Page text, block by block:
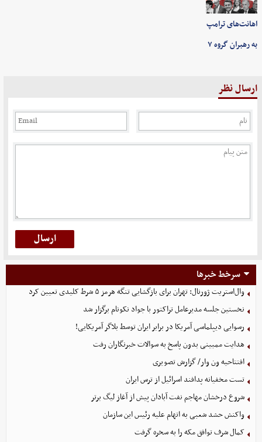
اهانت‌های ترامپ
به رهبران گروه ۷
ارسال نظر
سرخط خبرها
وال‌استریت ژورنال: تهران برای بازگشایی تنگه هرمز ۵ شرط کلیدی تعیین کرد
نخستین جلسه مدیرعامل تراکتور با جواد نکونام برگزار شد
رسوایی دیپلماسی آمریکا در برابر ایران توسط بلاگر آمریکایی!
هدایت ممبینی بدون پاسخ به سوالات خبرنگاران رفت
افتتاحیه ون وار/ گزارش تصویری
تست مخفیانه پدافند اسرائیل از ترس ایران
شروع درخشان مهاجم نفت آبادان پیش از آغاز لیگ برتر
واکنش حشد شعبی به اتهام‌ علیه رئیس این سازمان
کمال شرف توافق مکه را به سخره گرفت